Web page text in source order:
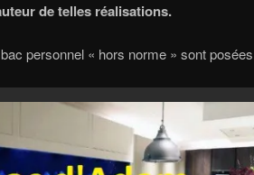
de telles réalisations.
personnel « hors norme » sont